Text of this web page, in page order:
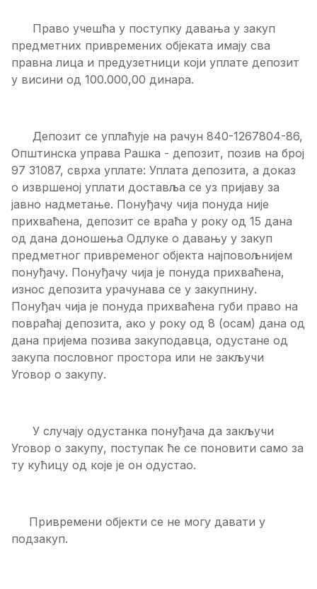
Право учешћа у поступку давања у закуп
предметних привремених објеката имају сва
правна лица и предузетници који уплате депозит
у висини од 100.000,00 динара.
Депозит се уплаћује на рачун 840-1267804-86,
Општинска управа Рашка - депозит, позив на број
97 31087, сврха уплате: Уплата депозита, а доказ
о извршеној уплати доставља се уз пријаву за
јавно надметање. Понуђачу чија понуда није
прихваћена, депозит се враћа у року од 15 дана
од дана доношења Одлуке о давању у закуп
предметног привременог објекта најповољнијем
понуђачу. Понуђачу чија је понуда прихваћена,
износ депозита урачунава се у закупнину.
Понуђач чија је понуда прихваћена губи право на
повраћај депозита, ако у року од 8 (осам) дана од
дана пријема позива закуподавца, одустане од
закупа пословног простора или не закључи
Уговор о закупу.
У случају одустанка понуђача да закључи
Уговор о закупу, поступак ће се поновити само за
ту кућицу од које је он одустао.
Привремени објекти се не могу давати у
подзакуп.